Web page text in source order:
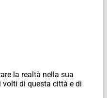
la realtà nella sua
volti di questa città e di